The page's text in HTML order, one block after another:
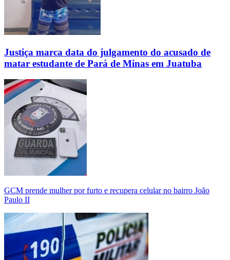
Justiça marca data do julgamento do acusado de
matar estudante de Pará de Minas em Juatuba
GCM prende mulher por furto e recupera celular no bairro João
Paulo II